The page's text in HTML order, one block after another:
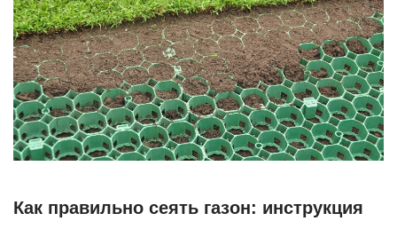
Как правильно сеять газон: инструкция